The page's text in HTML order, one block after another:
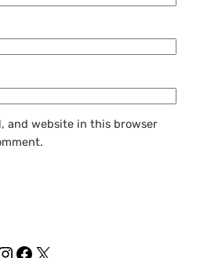
and website in this browser
Facebook
X